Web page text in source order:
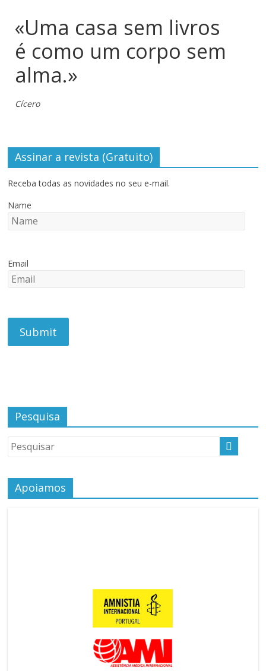
«Uma casa sem livros
é como um corpo sem
alma.»
Cícero
Assinar a revista (Gratuito)
Receba todas as novidades no seu e-mail.
Name
Email
Pesquisa
Apoiamos